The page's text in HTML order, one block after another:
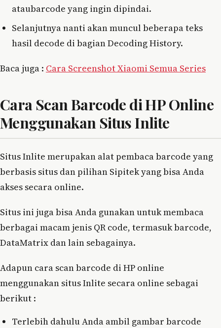
ataubarcode yang ingin dipindai.
Selanjutnya nanti akan muncul beberapa teks
hasil decode di bagian Decoding History.
Baca juga : Cara Screenshot Xiaomi Semua Series
Cara Scan Barcode di HP Online
Menggunakan Situs Inlite
Situs Inlite merupakan alat pembaca barcode yang
berbasis situs dan pilihan Sipitek yang bisa Anda
akses secara online.
Situs ini juga bisa Anda gunakan untuk membaca
berbagai macam jenis QR code, termasuk barcode,
DataMatrix dan lain sebagainya.
Adapun cara scan barcode di HP online
menggunakan situs Inlite secara online sebagai
berikut :
Terlebih dahulu Anda ambil gambar barcode